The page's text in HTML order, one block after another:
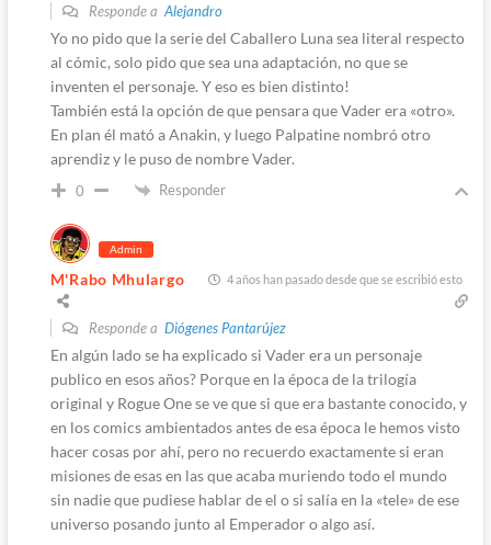
Responde a Alejandro
Yo no pido que la serie del Caballero Luna sea literal respecto
al cómic, solo pido que sea una adaptación, no que se
inventen el personaje. Y eso es bien distinto!
También está la opción de que pensara que Vader era «otro».
En plan él mató a Anakin, y luego Palpatine nombró otro
aprendiz y le puso de nombre Vader.
0 Responder
Admin
M'Rabo Mhulargo 4 años han pasado desde que se escribió esto
Responde a Diógenes Pantarújez
En algún lado se ha explicado si Vader era un personaje
publico en esos años? Porque en la época de la trilogía
original y Rogue One se ve que si que era bastante conocido, y
en los comics ambientados antes de esa época le hemos visto
hacer cosas por ahí, pero no recuerdo exactamente si eran
misiones de esas en las que acaba muriendo todo el mundo
sin nadie que pudiese hablar de el o si salía en la «tele» de ese
universo posando junto al Emperador o algo así.